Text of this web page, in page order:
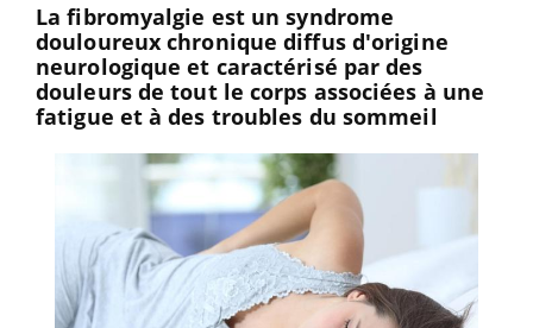
La fibromyalgie est un syndrome
douloureux chronique diffus d'origine
neurologique et caractérisé par des
douleurs de tout le corps associées à une
fatigue et à des troubles du sommeil